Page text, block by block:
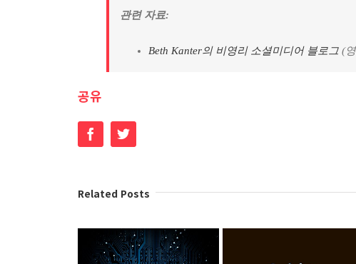
관련 자료:
Beth Kanter의 비영리 소셜미디어 블로그(
공유
FacebookTwitter
Related Posts